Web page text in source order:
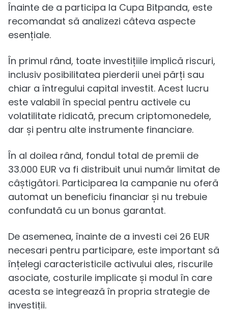
Înainte de a participa la Cupa Bitpanda, este
recomandat să analizezi câteva aspecte
esențiale.
În primul rând, toate investițiile implică riscuri,
inclusiv posibilitatea pierderii unei părți sau
chiar a întregului capital investit. Acest lucru
este valabil în special pentru activele cu
volatilitate ridicată, precum criptomonedele,
dar și pentru alte instrumente financiare.
În al doilea rând, fondul total de premii de
33.000 EUR va fi distribuit unui număr limitat de
câștigători. Participarea la campanie nu oferă
automat un beneficiu financiar și nu trebuie
confundată cu un bonus garantat.
De asemenea, înainte de a investi cei 26 EUR
necesari pentru participare, este important să
înțelegi caracteristicile activului ales, riscurile
asociate, costurile implicate și modul în care
acesta se integrează în propria strategie de
investiții.